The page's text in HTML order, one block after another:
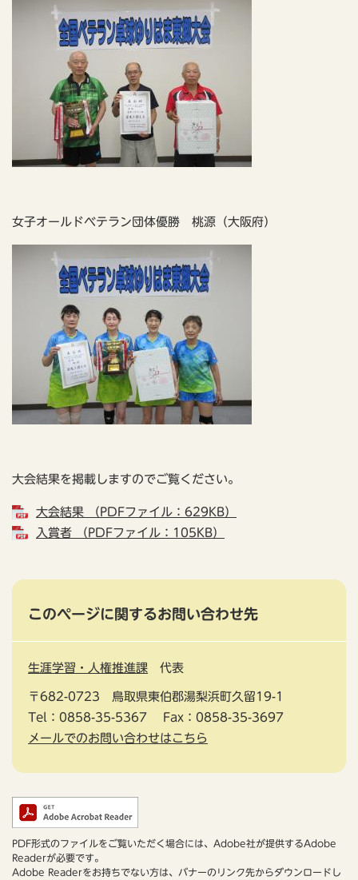
女子オールドベテラン団体優勝 桃源（大阪府）
大会結果を掲載しますのでご覧ください。
大会結果 （PDFファイル：629KB）
入賞者 （PDFファイル：105KB）
このページに関するお問い合わせ先
生涯学習・人権推進課 代表
〒682-0723
鳥取県東伯郡湯梨浜町久留19-1
Tel：0858-35-5367
Fax：0858-35-3697
メールでのお問い合わせはこちら
PDF形式のファイルをご覧いただく場合には、Adobe社が提供するAdobe
Readerが必要です。
Adobe Readerをお持ちでない方は、バナーのリンク先からダウンロードし